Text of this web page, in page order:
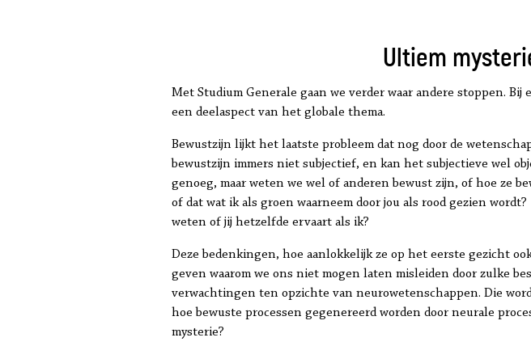
Ultiem
Met Studium Generale gaan we verder waar andere stoppen.
een deelaspect van het globale thema.
Bewustzijn lijkt het laatste probleem dat nog door de
bewustzijn immers niet subjectief, en kan het subjectieve wel
genoeg, maar weten we wel of anderen bewust zijn, of hoe ze
of dat wat ik als groen waarneem door jou als rood gezien
weten of jij hetzelfde ervaart als ik?
Deze bedenkingen, hoe aanlokkelijk ze op het eerste gezicht
geven waarom we ons niet mogen laten misleiden door zulke
verwachtingen ten opzichte van neurowetenschappen. Die
hoe bewuste processen gegenereerd worden door neurale
mysterie?